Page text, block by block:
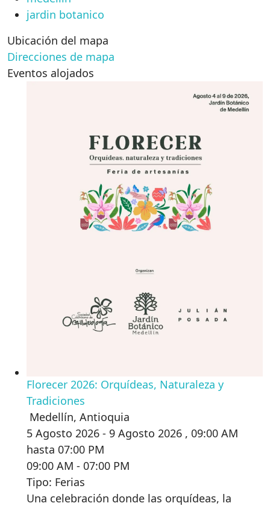
jardin botanico
Ubicación del mapa
Direcciones de mapa
Eventos alojados
Florecer 2026: Orquídeas, Naturaleza y
Tradiciones
Medellín, Antioquia
5 Agosto 2026 - 9 Agosto 2026 , 09:00 AM
hasta 07:00 PM
09:00 AM - 07:00 PM
Tipo: Ferias
Una celebración donde las orquídeas, la